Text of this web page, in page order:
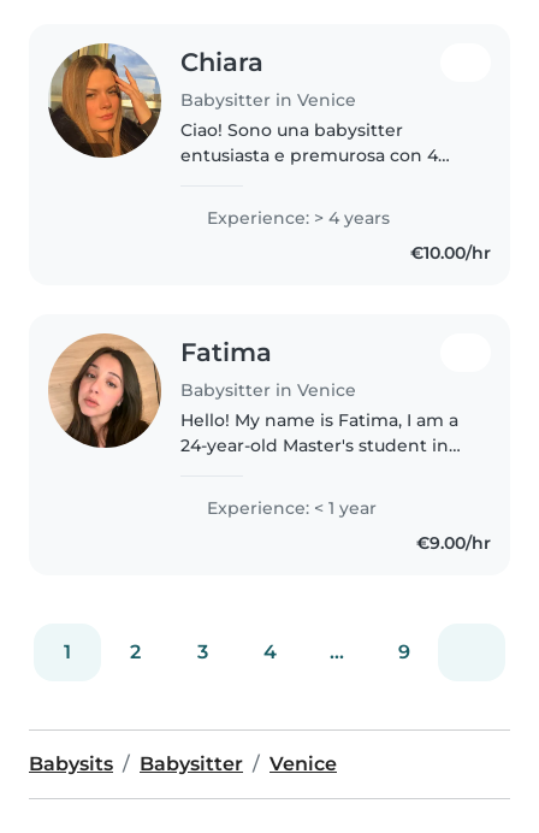
Chiara
Babysitter in Venice
Ciao! Sono una babysitter
entusiasta e premurosa con 4
da 1 anno e mezzo ai 10 anni. Mi
piace disegnare, leggere e
giocare con i bambini. Ho un
Experience: > 4 years
€10.00/hr
Fatima
Babysitter in Venice
Hello! My name is Fatima, I am a
24-year-old Master's student in
at IUAV University in Venice. I am
caring, responsible, and patient,
Experience: < 1 year
€9.00/hr
1 2 3 4 ... 9
Babysits Babysitter Venice